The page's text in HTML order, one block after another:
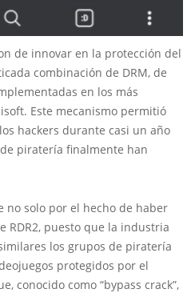
de innovar en la protección del
combinación de DRM, de
en los más
Este mecanismo permitió
hackers durante casi un año
piratería finalmente han
no solo por el hecho de haber
RDR2, puesto que la industria
los grupos de piratería
protegidos por el
conocido como “bypass crack”,